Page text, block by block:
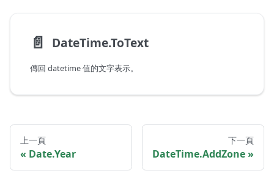
📄️ DateTime.ToText
傳回 datetime 值的文字表示。
上一頁
Date.Year
下一頁
DateTime.AddZone